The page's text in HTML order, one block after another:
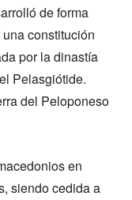
de forma
constitución
por la dinastía
Pelasgiótide.
del Peloponeso
en
siendo cedida a